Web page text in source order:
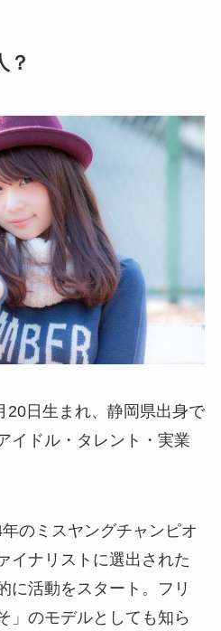
？
20日生まれ、静岡県出身で
イドル・タレント・実業
のミスヤングチャンピオ
イナリストに選出された
に活動をスタート。フリ
」のモデルとしても知ら